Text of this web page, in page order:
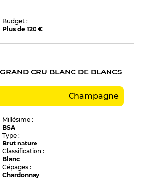
Budget :
Plus de 120 €
CRU BLANC DE BLANCS
Champagne
Millésime :
BSA
Type :
Brut nature
Classification :
Blanc
Cépages :
Chardonnay